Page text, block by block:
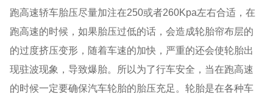
跑高速轿车胎压尽量加注在250或者260Kpa左右合适，在
跑高速的时候，如果胎压过低的话，会造成轮胎帘布层的
的过度挤压变形，随着车速的加快，严重的还会使轮胎出
现驻波现象，导致爆胎。所以为了行车安全，当在跑高速
的时候一定要确保汽车轮胎的胎压充足。轮胎是在各种车